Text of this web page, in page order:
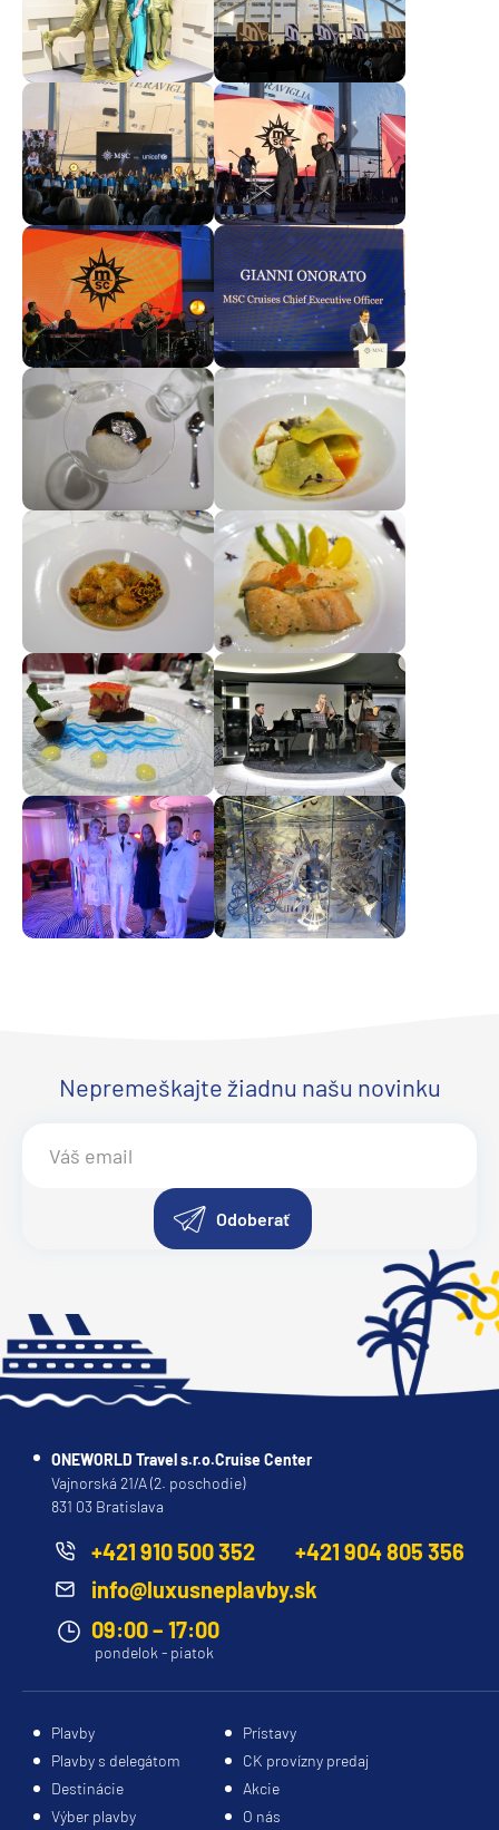
Nepremeškajte žiadnu našu novinku
Odoberať
ONEWORLD Travel s.r.o.Cruise Center
Vajnorská 21/A (2. poschodie)
831 03 Bratislava
+421 910 500 352
+421 904 805 356
info@luxusneplavby.sk
09:00 – 17:00
pondelok - piatok
Plavby
Prístavy
Plavby s delegátom
CK provízny predaj
Destinácie
Akcie
Výber plavby
O nás